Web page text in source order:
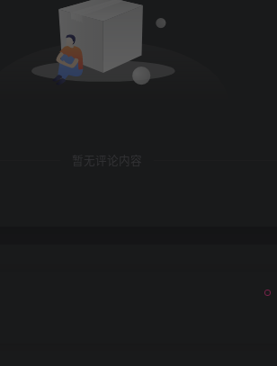
暂无评论内容